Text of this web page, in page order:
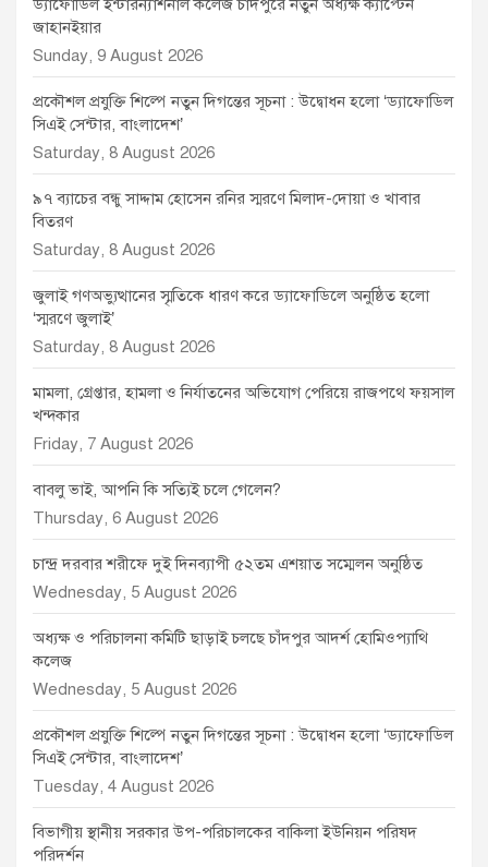
ড্যাফোডিল ইন্টারন্যাশনাল কলেজ চাঁদপুরে নতুন অধ্যক্ষ ক্যাপ্টেন
জাহানইয়ার
Sunday, 9 August 2026
প্রকৌশল প্রযুক্তি শিল্পে নতুন দিগন্তের সূচনা : উদ্বোধন হলো ‘ড্যাফোডিল
সিএই সেন্টার, বাংলাদেশ’
Saturday, 8 August 2026
৯৭ ব্যাচের বন্ধু সাদ্দাম হোসেন রনির স্মরণে মিলাদ-দোয়া ও খাবার
বিতরণ
Saturday, 8 August 2026
জুলাই গণঅভ্যুত্থানের স্মৃতিকে ধারণ করে ড্যাফোডিলে অনুষ্ঠিত হলো
‘স্মরণে জুলাই’
Saturday, 8 August 2026
মামলা, গ্রেপ্তার, হামলা ও নির্যাতনের অভিযোগ পেরিয়ে রাজপথে ফয়সাল
খন্দকার
Friday, 7 August 2026
বাবলু ভাই, আপনি কি সত্যিই চলে গেলেন?
Thursday, 6 August 2026
চান্দ্র দরবার শরীফে দুই দিনব্যাপী ৫২তম এশয়াত সম্মেলন অনুষ্ঠিত
Wednesday, 5 August 2026
অধ্যক্ষ ও পরিচালনা কমিটি ছাড়াই চলছে চাঁদপুর আদর্শ হোমিওপ্যাথি
কলেজ
Wednesday, 5 August 2026
প্রকৌশল প্রযুক্তি শিল্পে নতুন দিগন্তের সূচনা : উদ্বোধন হলো ‘ড্যাফোডিল
সিএই সেন্টার, বাংলাদেশ’
Tuesday, 4 August 2026
বিভাগীয় স্থানীয় সরকার উপ-পরিচালকের বাকিলা ইউনিয়ন পরিষদ
পরিদর্শন